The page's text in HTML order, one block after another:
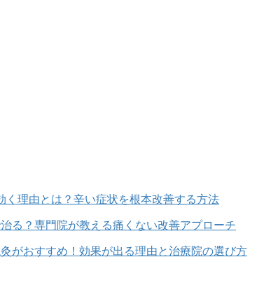
く理由とは？辛い症状を根本改善する方法
る？専門院が教える痛くない改善アプローチ
がおすすめ！効果が出る理由と治療院の選び方